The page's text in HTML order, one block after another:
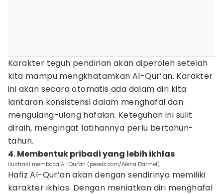
Karakter teguh pendirian akan diperoleh setelah
kita mampu mengkhatamkan Al-Qur’an. Karakter
ini akan secara otomatis ada dalam diri kita
lantaran konsistensi dalam menghafal dan
mengulang-ulang hafalan. Keteguhan ini sulit
diraih, mengingat latihannya perlu bertahun-
tahun.
4. Membentuk pribadi yang lebih ikhlas
ilustrasi membaca Al-Qur'an (pexels.com/Alena Darmel)
Hafiz Al-Qur’an akan dengan sendirinya memiliki
karakter ikhlas. Dengan meniatkan diri menghafal